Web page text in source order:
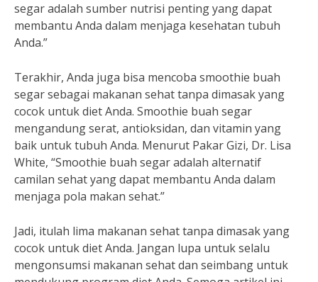
segar adalah sumber nutrisi penting yang dapat
membantu Anda dalam menjaga kesehatan tubuh
Anda.”
Terakhir, Anda juga bisa mencoba smoothie buah
segar sebagai makanan sehat tanpa dimasak yang
cocok untuk diet Anda. Smoothie buah segar
mengandung serat, antioksidan, dan vitamin yang
baik untuk tubuh Anda. Menurut Pakar Gizi, Dr. Lisa
White, “Smoothie buah segar adalah alternatif
camilan sehat yang dapat membantu Anda dalam
menjaga pola makan sehat.”
Jadi, itulah lima makanan sehat tanpa dimasak yang
cocok untuk diet Anda. Jangan lupa untuk selalu
mengonsumsi makanan sehat dan seimbang untuk